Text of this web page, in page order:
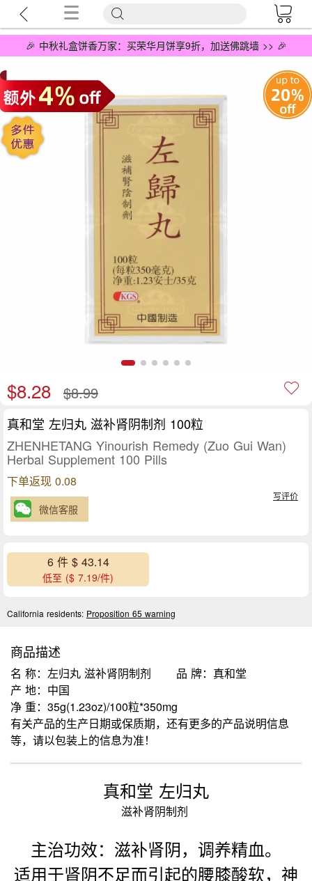
🎉 中秋礼盒饼香万家：买荣华月饼享9折，加送佛跳墙 >> 🎉
$8.28 $8.99
真和堂 左归丸 滋补肾阴制剂 100粒
ZHENHETANG Yinourish Remedy (Zuo Gui Wan)
Herbal Supplement 100 Pills
下单返现 0.08
写评价
微信客服
6 件 $ 43.14
低至 ($ 7.19/件)
California residents: Proposition 65 warning
商品描述
名 称：左归丸 滋补肾阴制剂
品 牌：真和堂
产 地：中国
净 重：35g(1.23oz)/100粒*350mg
有关产品的生产日期或保质期，还有更多的产品说明信息
等，请以包装上的信息为准！
真和堂 左归丸
滋补肾阴制剂
主治功效：滋补肾阴，调养精血。
适用于肾阴不足而引起的腰膝酸软，神